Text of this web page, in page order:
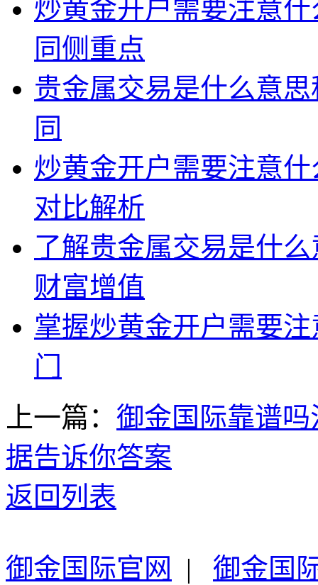
炒黄金开户需要注意
同侧重点
贵金属交易是什么意
同
炒黄金开户需要注意
对比解析
了解贵金属交易是什
财富增值
掌握炒黄金开户需要
门
上一篇： 御金国际靠谱
据告诉你答案
返回列表
御金国际官网 | 御金国